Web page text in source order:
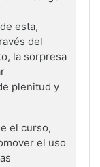
esta,
del
la sorpresa
plenitud y
el curso,
el uso